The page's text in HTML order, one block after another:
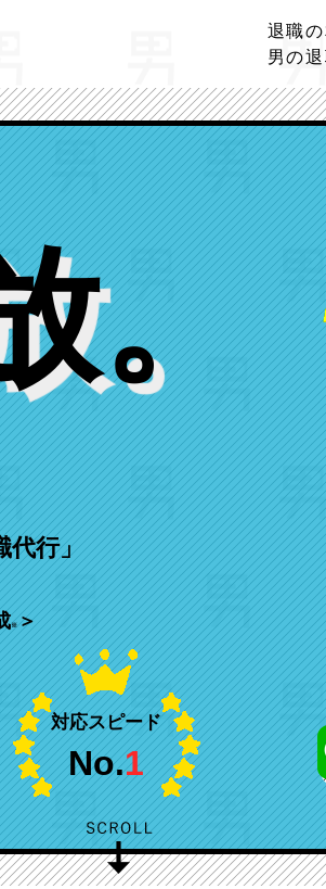
退職の
男の
。
代行」
※＞
対応スピード
No.1